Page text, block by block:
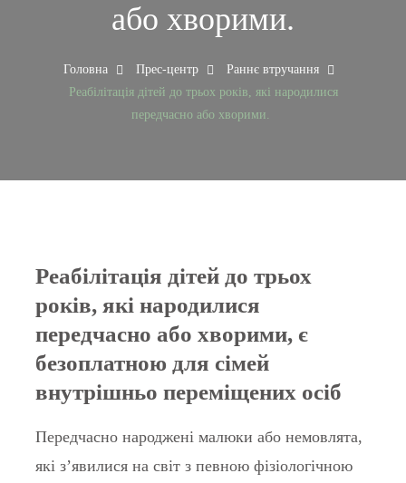
або хворими.
Головна Прес-центр
Раннє втручання
Реабілітація дітей до трьох років, які народилися
передчасно або хворими.
Реабілітація дітей до трьох
років, які народилися
передчасно або хворими, є
безоплатною для сімей
внутрішньо переміщених осіб
Передчасно народжені малюки або немовлята,
які з’явилися на світ з певною фізіологічною